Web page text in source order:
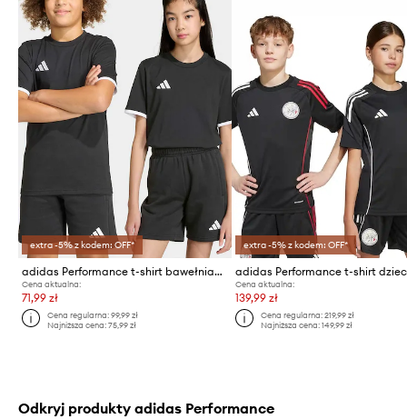
extra -5% z kodem: OFF*
adidas Performance t-shirt bawełniany dziecięcy
Cena aktualna:
71,99 zł
Cena regularna:99,99 zł
Najniższa cena:75,99 zł
extra -5% z kodem: OFF*
Cena aktualna:
139,99 zł
Cena regularna: 219,99 zł
Najniższa cena: 149,99 zł
Odkryj produkty adidas Performance